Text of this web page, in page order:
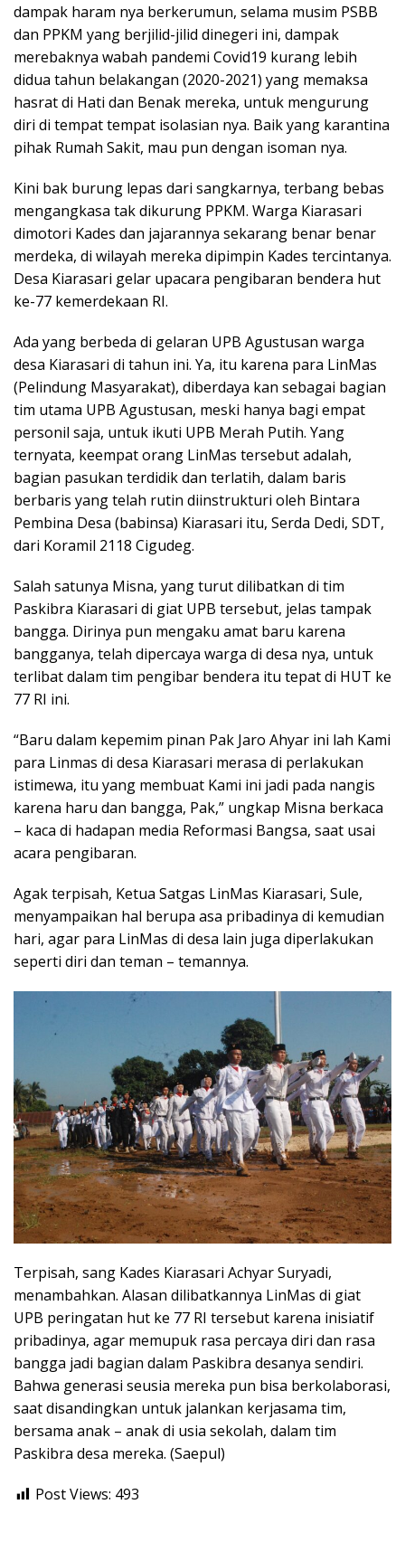
dampak haram nya berkerumun, selama musim PSBB
dan PPKM yang berjilid-jilid dinegeri ini, dampak
merebaknya wabah pandemi Covid19 kurang lebih
didua tahun belakangan (2020-2021) yang memaksa
hasrat di Hati dan Benak mereka, untuk mengurung
diri di tempat tempat isolasian nya. Baik yang karantina
pihak Rumah Sakit, mau pun dengan isoman nya.
Kini bak burung lepas dari sangkarnya, terbang bebas
mengangkasa tak dikurung PPKM. Warga Kiarasari
dimotori Kades dan jajarannya sekarang benar benar
merdeka, di wilayah mereka dipimpin Kades tercintanya.
Desa Kiarasari gelar upacara pengibaran bendera hut
ke-77 kemerdekaan RI.
Ada yang berbeda di gelaran UPB Agustusan warga
desa Kiarasari di tahun ini. Ya, itu karena para LinMas
(Pelindung Masyarakat), diberdaya kan sebagai bagian
tim utama UPB Agustusan, meski hanya bagi empat
personil saja, untuk ikuti UPB Merah Putih. Yang
ternyata, keempat orang LinMas tersebut adalah,
bagian pasukan terdidik dan terlatih, dalam baris
berbaris yang telah rutin diinstrukturi oleh Bintara
Pembina Desa (babinsa) Kiarasari itu, Serda Dedi, SDT,
dari Koramil 2118 Cigudeg.
Salah satunya Misna, yang turut dilibatkan di tim
Paskibra Kiarasari di giat UPB tersebut, jelas tampak
bangga. Dirinya pun mengaku amat baru karena
bangganya, telah dipercaya warga di desa nya, untuk
terlibat dalam tim pengibar bendera itu tepat di HUT ke
77 RI ini.
“Baru dalam kepemim pinan Pak Jaro Ahyar ini lah Kami
para Linmas di desa Kiarasari merasa di perlakukan
istimewa, itu yang membuat Kami ini jadi pada nangis
karena haru dan bangga, Pak,” ungkap Misna berkaca
– kaca di hadapan media Reformasi Bangsa, saat usai
acara pengibaran.
Agak terpisah, Ketua Satgas LinMas Kiarasari, Sule,
menyampaikan hal berupa asa pribadinya di kemudian
hari, agar para LinMas di desa lain juga diperlakukan
seperti diri dan teman – temannya.
Terpisah, sang Kades Kiarasari Achyar Suryadi,
menambahkan. Alasan dilibatkannya LinMas di giat
UPB peringatan hut ke 77 RI tersebut karena inisiatif
pribadinya, agar memupuk rasa percaya diri dan rasa
bangga jadi bagian dalam Paskibra desanya sendiri.
Bahwa generasi seusia mereka pun bisa berkolaborasi,
saat disandingkan untuk jalankan kerjasama tim,
bersama anak – anak di usia sekolah, dalam tim
Paskibra desa mereka. (Saepul)
Post Views: 493